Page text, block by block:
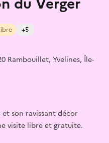
+5
Rambouillet, Yvelines, Île-
son ravissant décor
visite libre et gratuite.